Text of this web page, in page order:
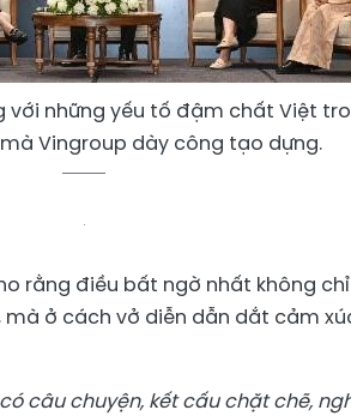
những yếu tố đậm chất Việt
Vingroup dày công tạo dựng.
rằng điều bất ngờ nhất không
ở cách vở diễn dẫn dắt cảm
câu chuyện, kết cấu chặt chẽ,